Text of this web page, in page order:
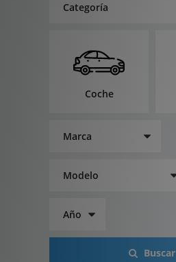
Coche
Buscar